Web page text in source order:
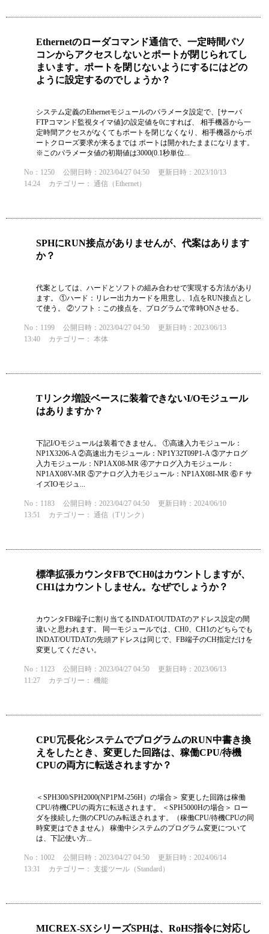
Ethernetのローダコマンド通信で、一定時間パソ
コンからアクセスしないとポートが閉じられてし
まいます。ポートを閉じないようにするにはどの
ように設定するのでしょうか？
システム定義のEthernetモジュールのパラメータ設定で、[サーバ
FTPコマンド監視タイマ値]の設定値を0にすれば、 相手機器から一
定時間アクセスがなくてもポートを閉じなくなり、相手機器からポ
ートクローズ要求が来るまでは ポートは開かれたままになります。
※このパラメータ値の初期値は3000(0.1秒単位...
No：1250 公開日時：2023/04/27 04:50
更新日時：2023/10/13
14:24
カテゴリー： 通信（Ethernet）
SPHにRUN接点がありませんが、代案はあります
か？
代案としては、ハードとソフトの組み合わせで実現する方法があり
ます。 ①ハード：リレー出力カードを用意し、1点をRUN接点とし
て使う。 ②ソフト：この接点を、プログラムで常時ONさせる。
No：1199 公開日時：2023/04/27 04:50
更新日時：2023/06/13
13:40
カテゴリー： 本体
Tリンク増設ベースに装着できないI/Oモジュール
はありますか？
下記I/Oモジュールは装着できません。 ①高速入力モジュール：
NP1X3206-A ②高速出力モジュール：NP1Y32T09P1-A ③アナログ
入力モジュール：NP1AX08-MR ④アナログ入力モジュール：
NP1AX08V-MR ⑤アナログ入力モジュール：NP1AX08I-MR ⑥Ｆサ
イズIOモジュ...
No：1183 公開日時：2023/04/27 04:50
更新日時：2024/06/10
13:51
カテゴリー： 通信（Tリンク）
標準拡張カウンタFBでCH0はカウントしますが、
CH1はカウントしません。なぜでしょうか？
カウンタFB端子に割り当てるINDAT/OUTDATのアドレス設定の間
違いと思われます。 同一モジュールでは、CH0、CH1のどちらでも
INDAT/OUTDATの先頭アドレスは同じで、FB端子のCH指定だけを
変更してください。
No：1123 公開日時：2023/04/27 04:50
更新日時：2023/06/13
11:27
カテゴリー： 機能
CPU冗長化システムでプログラムのRUN中書き換
えをしたとき、変更した回路は、稼働CPU/待機
CPUの両方に転送されますか？
＜SPH300/SPH2000(NP1PM-256H）の場合＞ 変更した回路は稼働
CPU/待機CPUの両方に転送されます。 ＜SPH5000Hの場合＞ ロー
ダを接続した側のCPUのみ転送されます。（稼働CPU/待機CPUの同
時変更はできません） 稼働中システムのプログラム変更について
は、下記使い方...
No：1002 公開日時：2023/04/27 04:50
更新日時：2024/06/14
13:31
カテゴリー： 支援ツール（Standard）
MICREX-SXシリーズSPHは、RoHS指令に対応し